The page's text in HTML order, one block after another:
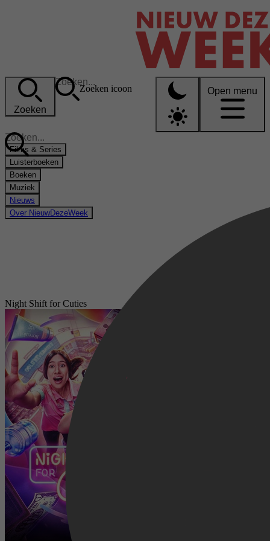
Zoeken
Zoeken icoon Open menu
Films & Series
Luisterboeken
Boeken
Muziek
Nieuws
Over NieuwDezeWeek
Night Shift for Cuties